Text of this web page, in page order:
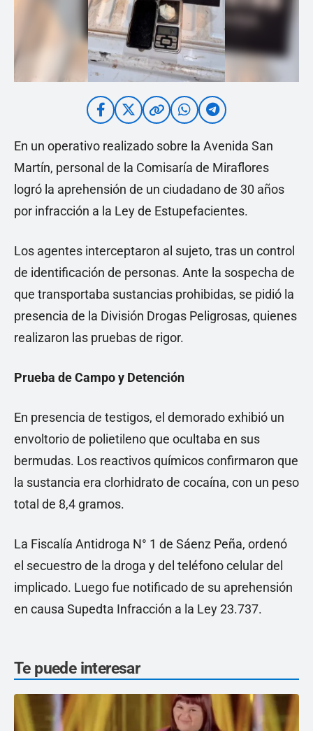
En un operativo realizado sobre la Avenida San
Martín, personal de la Comisaría de Miraflores
logró la aprehensión de un ciudadano de 30 años
por infracción a la Ley de Estupefacientes.
Los agentes interceptaron al sujeto, tras un control
de identificación de personas. Ante la sospecha de
que transportaba sustancias prohibidas, se pidió la
presencia de la División Drogas Peligrosas, quienes
realizaron las pruebas de rigor.
Prueba de Campo y Detención
En presencia de testigos, el demorado exhibió un
envoltorio de polietileno que ocultaba en sus
bermudas. Los reactivos químicos confirmaron que
la sustancia era clorhidrato de cocaína, con un peso
total de 8,4 gramos.
La Fiscalía Antidroga N° 1 de Sáenz Peña, ordenó
el secuestro de la droga y del teléfono celular del
implicado. Luego fue notificado de su aprehensión
en causa Supedta Infracción a la Ley 23.737.
Te puede interesar